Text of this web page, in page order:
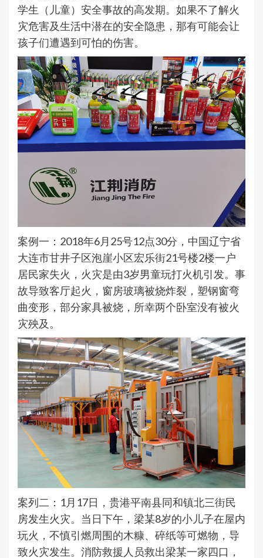
学生（儿童）安全事故的高发期。如果不了解火
灾危害及生活中潜在的安全隐患，那有可能会让
孩子们遭遇到可怕的伤害。
案例一：2018年6月25号12点30分，中国辽宁省
大连市甘井子区泡崖小区宏乐街21号楼2楼一户
居民家失火，火灾是由3岁男童玩打火机引发。事
故导致客厅起火，窗房玻璃被烧炸裂，塑钢窗弯
曲变形，部分家具被烧，所幸两个卧室没有被火
灾殃及。
案列二：1月17日，贵港平南县同和镇北三街民
房发生火灾。当日下午，梁某8岁的小儿子在屋内
玩火，不慎引燃周围的木糠、碎纸等可燃物，导
致火灾发生。消防救援人员救出梁某一家四口，